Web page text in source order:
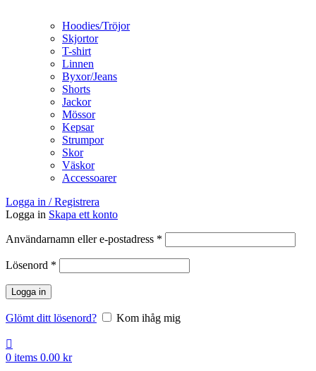
Hoodies/Tröjor
Skjortor
T-shirt
Linnen
Byxor/Jeans
Shorts
Jackor
Mössor
Kepsar
Strumpor
Skor
Väskor
Accessoarer
Logga in / Registrera
Logga in Skapa ett konto
Användarnamn eller e-postadress *
Lösenord *
Logga in
Glömt ditt lösenord? Kom ihåg mig
0 items 0.00 kr